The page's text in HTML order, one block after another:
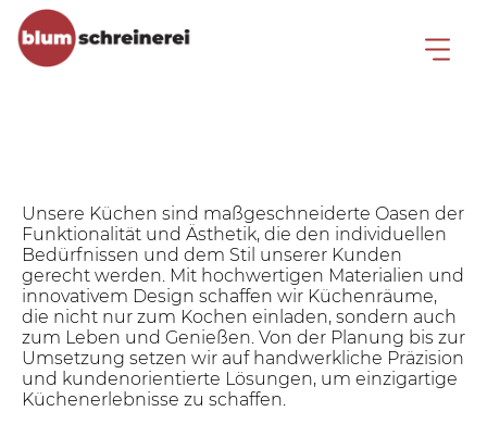
Unsere Küchen sind maßgeschneiderte Oasen der
Funktionalität und Ästhetik, die den individuellen
Bedürfnissen und dem Stil unserer Kunden
gerecht werden. Mit hochwertigen Materialien und
innovativem Design schaffen wir Küchenräume,
die nicht nur zum Kochen einladen, sondern auch
zum Leben und Genießen. Von der Planung bis zur
Umsetzung setzen wir auf handwerkliche Präzision
und kundenorientierte Lösungen, um einzigartige
Küchenerlebnisse zu schaffen.